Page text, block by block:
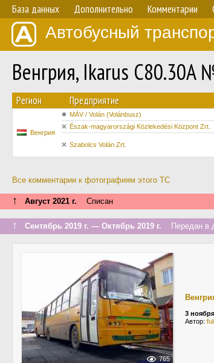
База данных Дополнительно Комментарии
Автобусный
Венгрия, Ikarus C80.30A
Регион Предприятие
Венгрия
MÁV / Volán (Volánbusz)
Észak-magyarországi Közlekedési Központ Zrt.
Szabolcs Volán Zrt.
Все комментарии к фотографиям этого ТС
↑ Август 2021 г. Списан
↑ Сентябрь 2019 г. — Октябрь 2019 г. Передан в
765
3
Автор: